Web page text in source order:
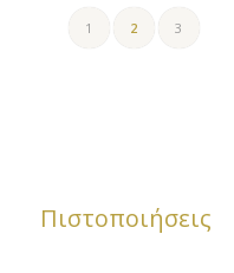
1 2 3
Πιστοποιήσεις